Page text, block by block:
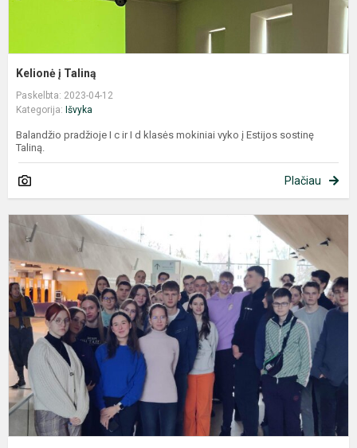
Kelionė į Taliną
Paskelbta: 2023-04-12
Kategorija: Išvyka
Balandžio pradžioje I c ir I d klasės mokiniai vyko į Estijos sostinę
Taliną.
Plačiau